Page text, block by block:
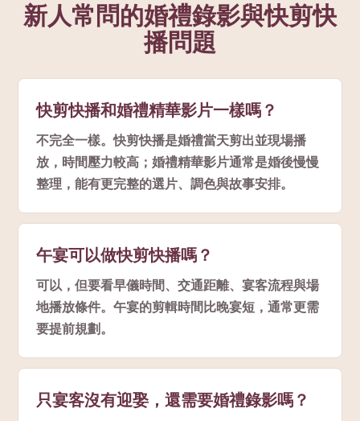
新人常問的婚禮錄影與快剪快
播問題
快剪快播和婚禮精華影片一樣嗎？
不完全一樣。快剪快播是婚禮當天剪出並現場播
放，時間壓力較高；婚禮精華影片通常是婚後慢慢
整理，能有更完整的選片、調色與故事安排。
午宴可以做快剪快播嗎？
可以，但要看早儀時間、交通距離、宴客流程與場
地播放條件。午宴的剪輯時間比晚宴短，通常更需
要提前規劃。
只宴客沒有迎娶，還需要婚禮錄影嗎？